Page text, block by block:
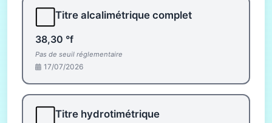
Titre alcalimétrique complet
38,30 °f
Pas de seuil réglementaire
17/07/2026
Titre hydrotimétrique